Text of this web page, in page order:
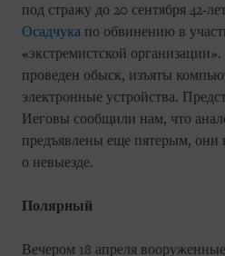
под стражу до 20 сентября 42-
Осадчука по обвинению в
«экстремистской
проведен обыск, изъяты
электронные устройства.
Иеговы сообщили нам, что
предъявлены еще пятерым, они
о невыезде.
Полярный
Вечером 18 апреля